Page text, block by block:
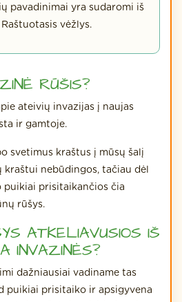
pavadinimai yra sudaromi iš
vėžlys.
RŪŠIS?
ateivių invazijas į naujas
ir gamtoje.
svetimus kraštus į mūsų šalį
kraštui nebūdingos, tačiau dėl
puikiai prisitaikančios čia
rūšys.
ATKELIAVUSIOS IŠ
INVAZINĖS?
dažniausiai vadiname tas
puikiai prisitaiko ir apsigyvena